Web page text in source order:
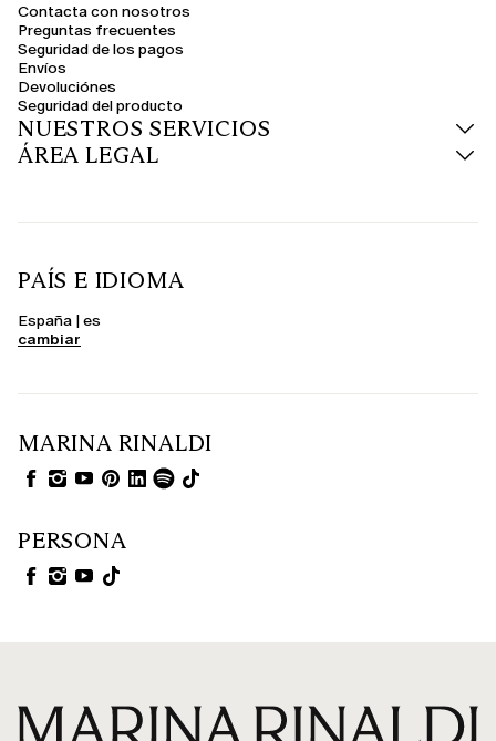
Contacta con nosotros
Preguntas frecuentes
Seguridad de los pagos
Envíos
Devoluciónes
Seguridad del producto
NUESTROS SERVICIOS
ÁREA LEGAL
PAÍS E IDIOMA
España | es
cambiar
MARINA RINALDI
PERSONA